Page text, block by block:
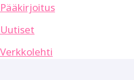
Pääkirjoitus
Uutiset
Verkkolehti